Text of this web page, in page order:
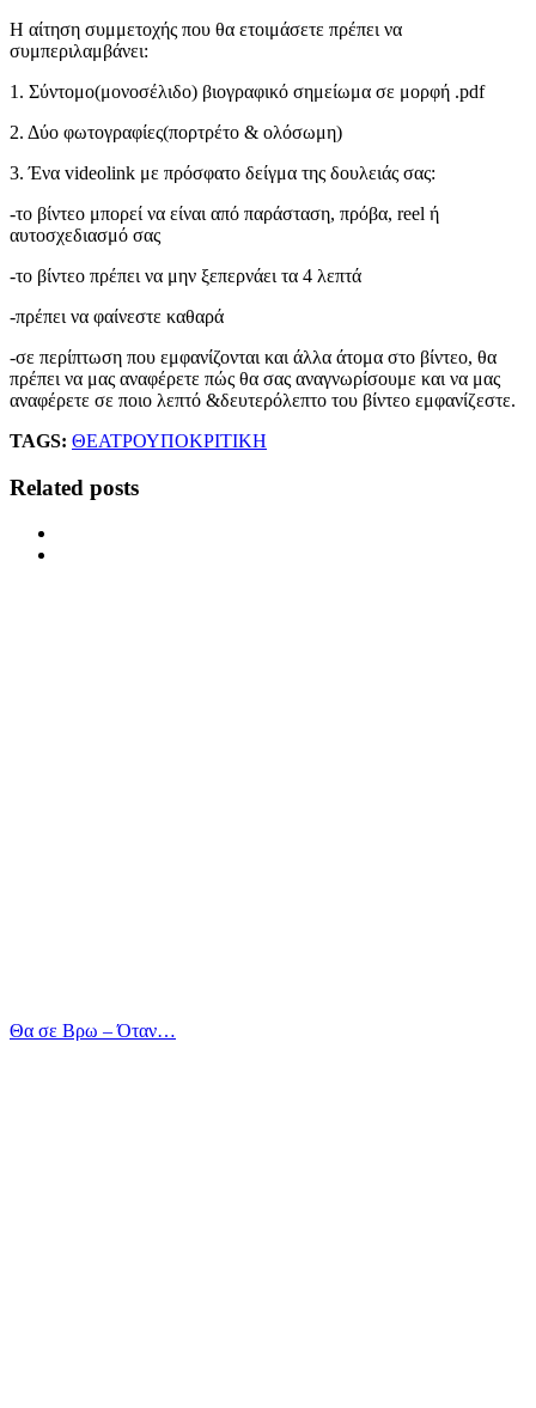
Η αίτηση συμμετοχής που θα ετοιμάσετε πρέπει να
συμπεριλαμβάνει:
1. Σύντομο(μονοσέλιδο) βιογραφικό σημείωμα σε μορφή .pdf
2. Δύο φωτογραφίες(πορτρέτο & ολόσωμη)
3. Ένα videolink με πρόσφατο δείγμα της δουλειάς σας:
-το βίντεο μπορεί να είναι από παράσταση, πρόβα, reel ή
αυτοσχεδιασμό σας
-το βίντεο πρέπει να μην ξεπερνάει τα 4 λεπτά
-πρέπει να φαίνεστε καθαρά
-σε περίπτωση που εμφανίζονται και άλλα άτομα στο βίντεο, θα
πρέπει να μας αναφέρετε πώς θα σας αναγνωρίσουμε και να μας
αναφέρετε σε ποιο λεπτό &δευτερόλεπτο του βίντεο εμφανίζεστε.
TAGS: ΘΕΑΤΡΟΥΠΟΚΡΙΤΙΚΗ
Related posts
Θα σε Βρω – Όταν…